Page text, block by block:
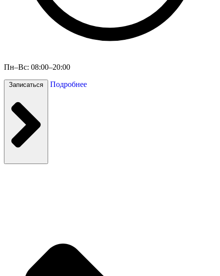
Пн–Вс: 08:00–20:00
Записаться Подробнее